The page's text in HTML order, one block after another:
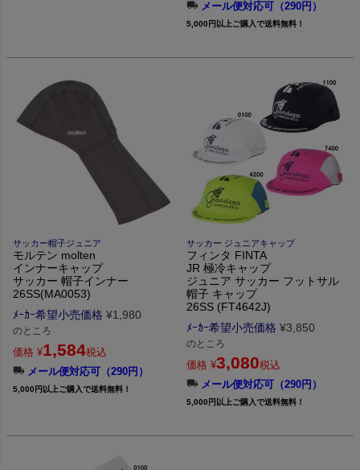
メール便対応可（290円）
5,000円以上ご購入で送料無料！
サッカー帽子ジュニア
モルテン molten
インナーキャップ
サッカー 帽子インナー
26SS(MA0053)
ﾒｰｶｰ希望小売価格 ¥1,980
のところ
価格 ¥1,584税込
メール便対応可（290円）
5,000円以上ご購入で送料無料！
サッカー ジュニアキャップ
フィンタ FINTA
JR 極冷キャップ
ジュニア サッカー フットサル
帽子 キャップ
26SS (FT4642J)
ﾒｰｶｰ希望小売価格 ¥3,850
のところ
価格 ¥3,080税込
メール便対応可（290円）
5,000円以上ご購入で送料無料！